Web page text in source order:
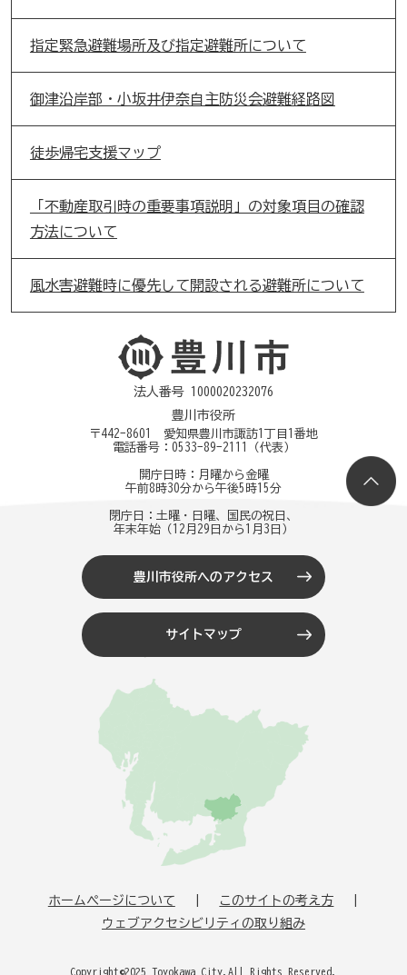
指定緊急避難場所及び指定避難所について
御津沿岸部・小坂井伊奈自主防災会避難経路図
徒歩帰宅支援マップ
「不動産取引時の重要事項説明」の対象項目の確認
方法について
風水害避難時に優先して開設される避難所について
法人番号 1000020232076
豊川市役所
〒442-8601 愛知県豊川市諏訪1丁目1番地
電話番号： 0533-89-2111 （代表）
開庁日時：月曜から金曜
午前8時30分から午後5時15分
閉庁日：土曜・日曜、国民の祝日、
年末年始（12月29日から1月3日）
豊川市役所へのアクセス
サイトマップ
ホームページについて
このサイトの考え方
ウェブアクセシビリティの取り組み
Copyright©2025 Toyokawa City.All Rights Reserved.